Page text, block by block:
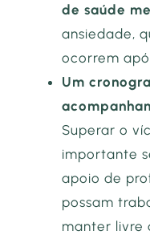
de saúde
ansiedade,
ocorrem
Um
Superar o
importante
apoio de
possam
manter livre